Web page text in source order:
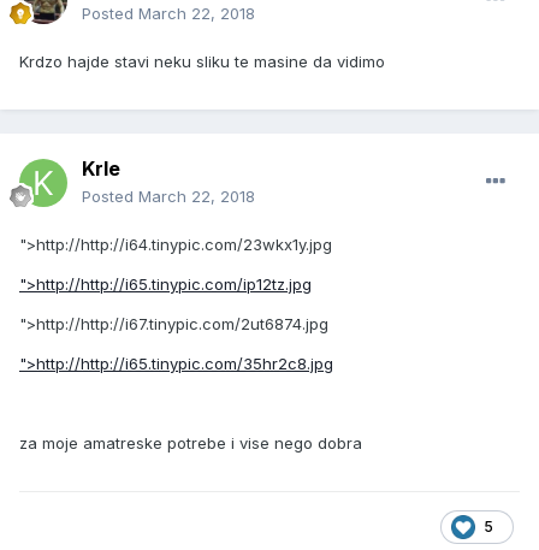
Posted March 22, 2018
Krdzo hajde stavi neku sliku te masine da vidimo
Krle
Posted March 22, 2018
">http://http://i64.tinypic.com/23wkx1y.jpg
">http://http://i65.tinypic.com/ip12tz.jpg
">http://http://i67.tinypic.com/2ut6874.jpg
">http://http://i65.tinypic.com/35hr2c8.jpg
za moje amatreske potrebe i vise nego dobra
5